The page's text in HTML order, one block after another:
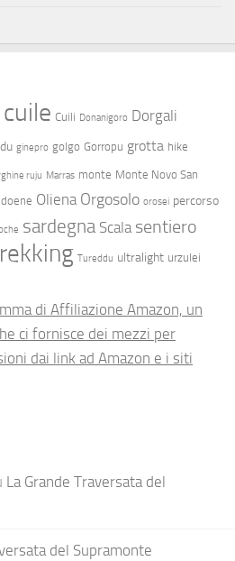
cuile Cuili Donanigoro Dorgali
ginepro golgo Gorropu grotta hike
ruju Marras monte Monte Novo San
Oliena Orgosolo orosei percorso
sardegna Scala sentiero
Tureddu ultralight urzulei
di Affiliazione Amazon, un
ci fornisce dei mezzi per
dai link ad Amazon e i siti
La Grande Traversata del
del Supramonte